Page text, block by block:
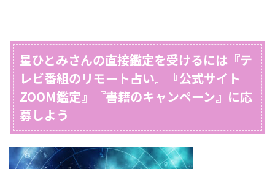
星ひとみさんの直接鑑定を受けるには『テ
レビ番組のリモート占い』『公式サイト
ZOOM鑑定』『書籍のキャンペーン』に応
募しよう